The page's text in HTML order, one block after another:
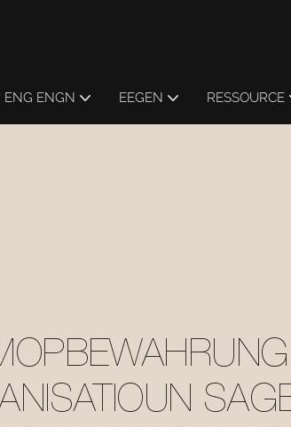
ENG ENGN EEGEN RESSOURCE